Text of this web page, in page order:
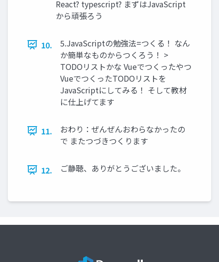
React? typescript? まずはJavaScript
から頑張ろう
10.
5.JavaScriptの勉強法=つくる！ なん
か簡単なものからつくろう！ >
TODOリストかな Vueでつくったやつ
VueでつくったTODOリストを
JavaScriptにしてみる！ そして教材
に仕上げてます
11.
おわり：ぜんぜんおわらなかったの
で またつづきつくります
12. ご静聴、ありがとうございました。